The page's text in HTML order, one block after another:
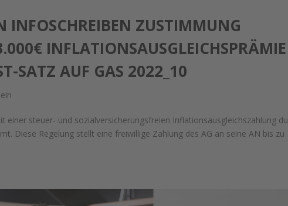
INFOSCHREIBEN ZUSTIMMUNG
INFLATIONSAUSGLEICHSPRÄMIE
SATZ AUF GAS 2022_10
einer steuer- und sozialversicherungsfreien Inflationsausgleichszahlung
Diese Regelung stellt eine freiwillige Zahlung des AG an seine AN bis zu